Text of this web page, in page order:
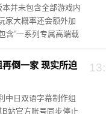
本并未包含全部游戏内
家大概率还会额外加
“一系列专属高端载
劳斯·泽尔尼克认为，
相当划算。
倒一家 现实所迫
中日双语字幕制作组
B站官方账号同步停止